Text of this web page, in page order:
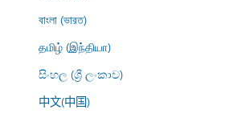
বাংলা (ভারত)
தமிழ் (இந்தியா)
සිංහල (ශ්‍රී ලංකාව)
中文(中国)